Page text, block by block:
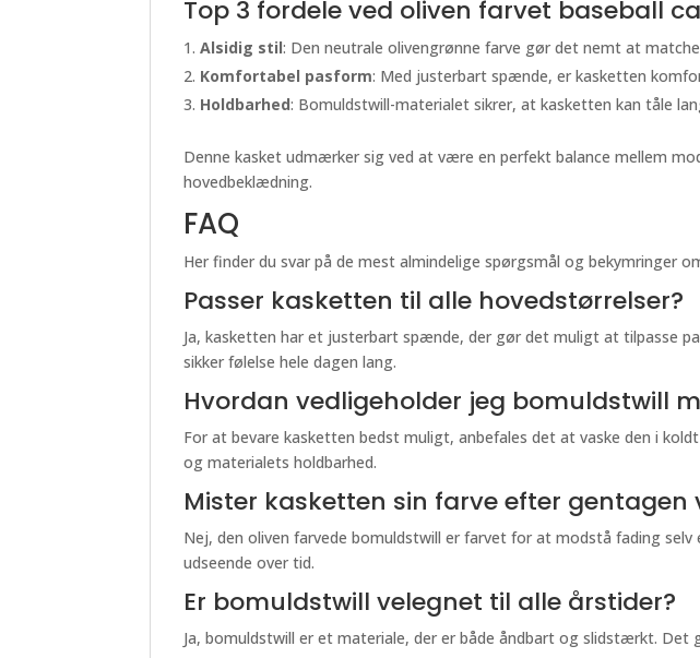
Top 3 fordele ved oliven farvet baseball
Alsidig stil: Den neutrale olivengrønne farve gør det nemt at
Komfortabel pasform: Med justerbart spænde, er kasketten
Holdbarhed: Bomuldstwill-materialet sikrer, at kasketten kan tåle
Denne kasket udmærker sig ved at være en perfekt balance mellem
hovedbeklædning.
FAQ
Her finder du svar på de mest almindelige spørgsmål og bekymringer
Passer kasketten til alle hovedstørrelser?
Ja, kasketten har et justerbart spænde, der gør det muligt at tilpasse
sikker følelse hele dagen lang.
Hvordan vedligeholder jeg bomuldstwill
For at bevare kasketten bedst muligt, anbefales det at vaske den i
og materialets holdbarhed.
Mister kasketten sin farve efter gentagen
Nej, den oliven farvede bomuldstwill er farvet for at modstå fading
udseende over tid.
Er bomuldstwill velegnet til alle årstider?
Ja, bomuldstwill er et materiale, der er både åndbart og slidstærkt.